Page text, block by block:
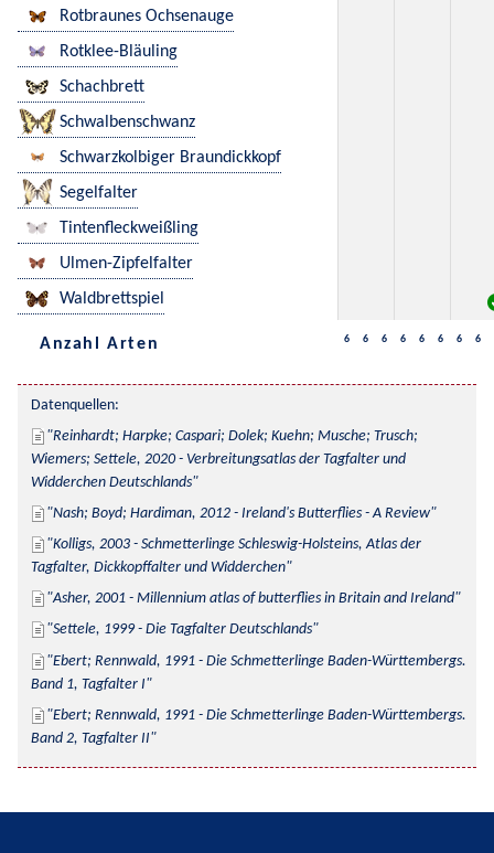
Rotbraunes Ochsenauge
Rotklee-Bläuling
Schachbrett
Schwalbenschwanz
Schwarzkolbiger Braundickkopf
Segelfalter
Tintenfleckweißling
Ulmen-Zipfelfalter
Waldbrettspiel
Anzahl Arten 6 6 6 6 6 6 6 6
Datenquellen:
Reinhardt; Harpke; Caspari; Dolek; Kuehn; Musche; Trusch;
Wiemers; Settele, 2020 - Verbreitungsatlas der Tagfalter und
Widderchen Deutschlands
Nash; Boyd; Hardiman, 2012 - Ireland's Butterflies - A Review
Kolligs, 2003 - Schmetterlinge Schleswig-Holsteins, Atlas der
Tagfalter, Dickkopffalter und Widderchen
Asher, 2001 - Millennium atlas of butterflies in Britain and Ireland
Settele, 1999 - Die Tagfalter Deutschlands
Ebert; Rennwald, 1991 - Die Schmetterlinge Baden-Württembergs.
Band 1, Tagfalter I
Ebert; Rennwald, 1991 - Die Schmetterlinge Baden-Württembergs.
Band 2, Tagfalter II